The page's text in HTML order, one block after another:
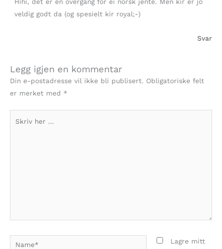
veldig godt da (og spesielt kir royal;-)
Svar
Legg igjen en kommentar
Din e-postadresse vil ikke bli publisert. Obligatoriske felt
er merket med *
Lagre mitt